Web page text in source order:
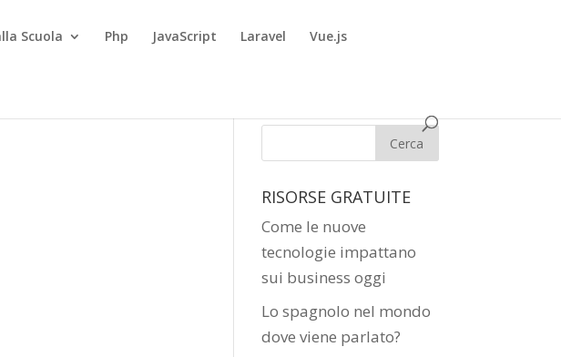
Scuola Php JavaScript Laravel Vue.js
RISORSE GRATUITE
Come le nuove
tecnologie impattano
sui business oggi
Lo spagnolo nel mondo
dove viene parlato?